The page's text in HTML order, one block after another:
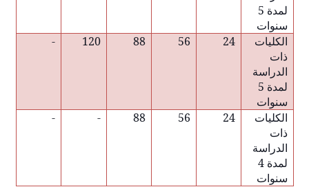
لمدة 5
سنوات
الكليات
ذات
الدراسة
لمدة 5
سنوات
24
56
88
120
-
الكليات
ذات
الدراسة
لمدة 4
سنوات
24
56
88
-
-